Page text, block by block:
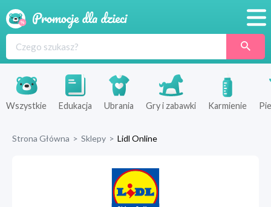
Produkty
Sklepy
Wszystkie Edukacja Ubrania Gry i zabawki Karmienie
Strona Główna > Sklepy > Lidl Online